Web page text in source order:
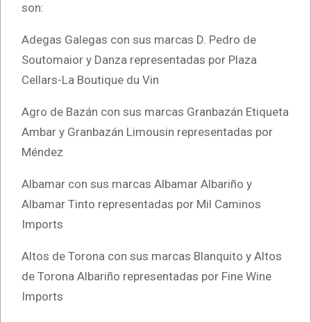
son:
Adegas Galegas con sus marcas D. Pedro de
Soutomaior y Danza representadas por Plaza
Cellars-La Boutique du Vin
Agro de Bazán con sus marcas Granbazán Etiqueta
Ambar y Granbazán Limousin representadas por
Méndez
Albamar con sus marcas Albamar Albariño y
Albamar Tinto representadas por Mil Caminos
Imports
Altos de Torona con sus marcas Blanquito y Altos
de Torona Albariño representadas por Fine Wine
Imports